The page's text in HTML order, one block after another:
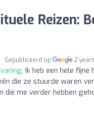
Reizen:
Gepubliceerd op 2
Ik heb een hele fijne
die ze stuurde waren
die me verder hebben